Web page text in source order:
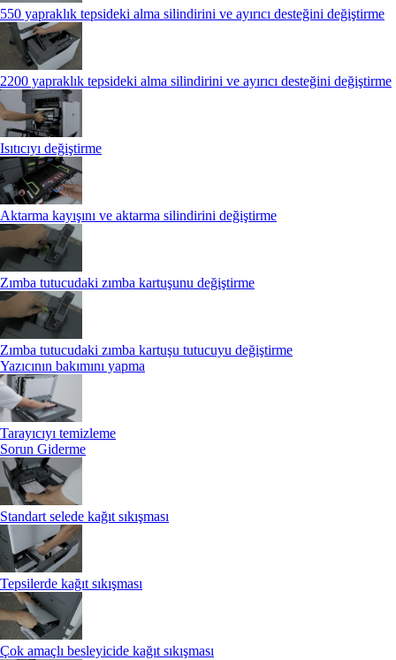
550 yapraklık tepsideki alma silindirini ve ayırıcı desteğini değiştirme
2200 yapraklık tepsideki alma silindirini ve ayırıcı desteğini değiştirme
Isıtıcıyı değiştirme
Aktarma kayışını ve aktarma silindirini değiştirme
Zımba tutucudaki zımba kartuşunu değiştirme
Zımba tutucudaki zımba kartuşu tutucuyu değiştirme
Yazıcının bakımını yapma
Tarayıcıyı temizleme
Sorun Giderme
Standart selede kağıt sıkışması
Tepsilerde kağıt sıkışması
Çok amaçlı besleyicide kağıt sıkışması